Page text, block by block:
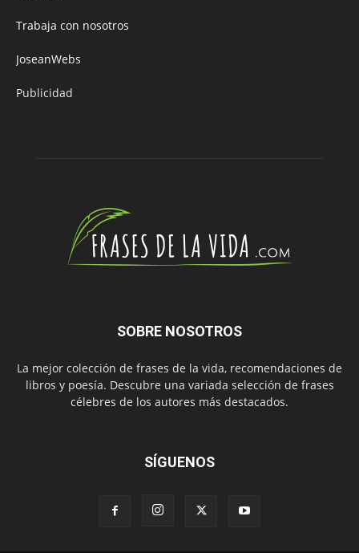
Trabaja con nosotros
JoseanWebs
Publicidad
SOBRE NOSOTROS
La mejor colección de frases de la vida, recomendaciones de
libros y poesía. Descubre una variada selección de frases
célebres de los autores más destacados.
SÍGUENOS